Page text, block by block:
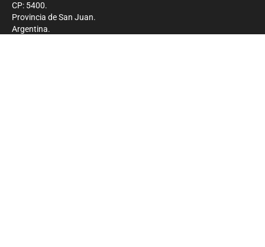
CP: 5400.
Provincia de San Juan.
Argentina.